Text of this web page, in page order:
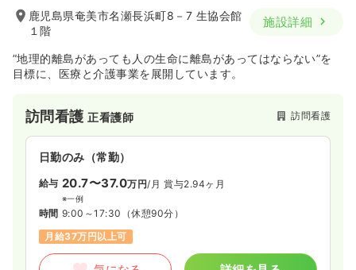
給与 20.8万円〜 /月 賞与62.4万円〜
※経験7年の例
時間
日祝休み
月給20万円以上可
鹿児島県奄美市名瀬長浜町8－7 生協会館
１階
施設詳細
”地理的離島があっても人の生命に離島があってはならない”を
目標に、医療と介護事業を展開しています。
訪問看護正看護師 訪問看護
日勤のみ（常勤）
給与 20.7〜37.0万円/月 賞与2.94ヶ月
※一例
時間 9:00～17:30 （休憩90分）
月給37万円以上可